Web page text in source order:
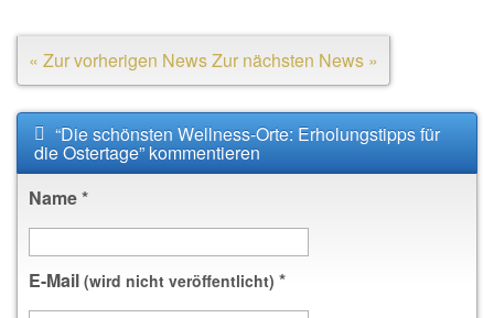
« Zur vorherigen NewsZur nächsten News »
“Die schönsten Wellness-Orte: Erholungstipps für
die Ostertage” kommentieren
Name*
E-Mail (wird nicht veröffentlicht) *